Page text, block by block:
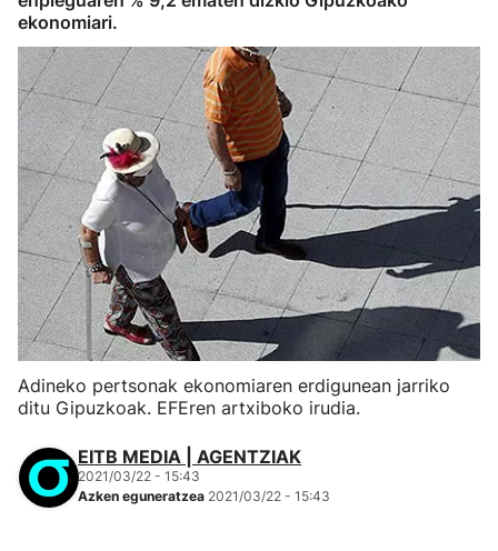
ekonomiari.
Adineko pertsonak ekonomiaren erdigunean jarriko
ditu Gipuzkoak. EFEren artxiboko irudia.
EITB MEDIA | AGENTZIAK
2021/03/22 - 15:43
Azken eguneratzea 2021/03/22 - 15:43